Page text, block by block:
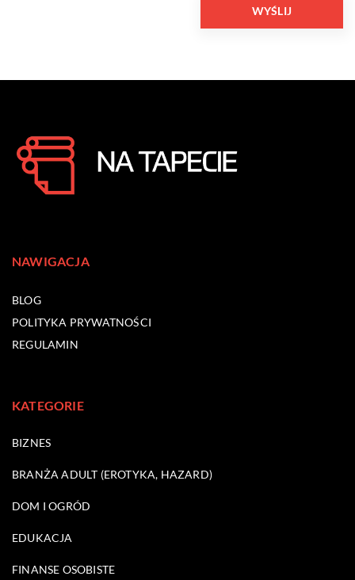
NAWIGACJA
BLOG
POLITYKA PRYWATNOŚCI
REGULAMIN
KATEGORIE
BIZNES
BRANŻA ADULT (EROTYKA, HAZARD)
DOM I OGRÓD
EDUKACJA
FINANSE OSOBISTE